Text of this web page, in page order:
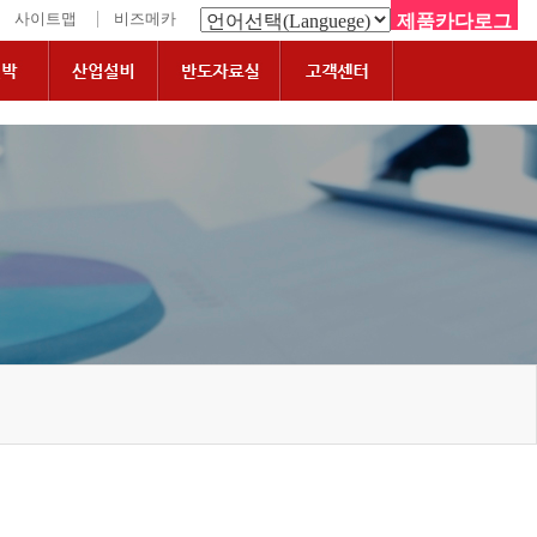
사이트맵 | 비즈메카 제품카다로그